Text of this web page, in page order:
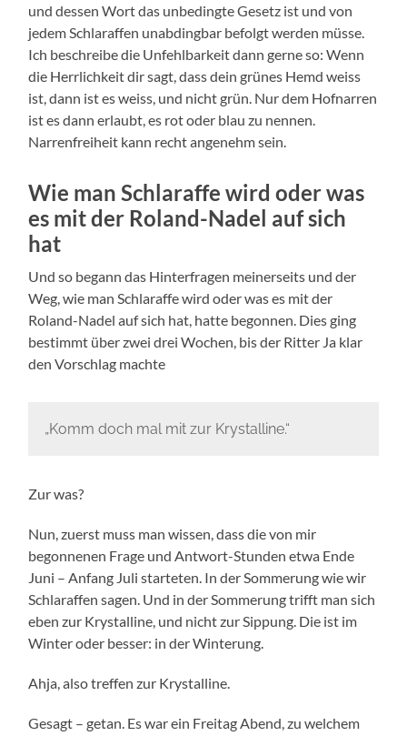
und dessen Wort das unbedingte Gesetz ist und von
jedem Schlaraffen unabdingbar befolgt werden müsse.
Ich beschreibe die Unfehlbarkeit dann gerne so: Wenn
die Herrlichkeit dir sagt, dass dein grünes Hemd weiss
ist, dann ist es weiss, und nicht grün. Nur dem Hofnarren
ist es dann erlaubt, es rot oder blau zu nennen.
Narrenfreiheit kann recht angenehm sein.
Wie man Schlaraffe wird oder was
es mit der Roland-Nadel auf sich
hat
Und so begann das Hinterfragen meinerseits und der
Weg, wie man Schlaraffe wird oder was es mit der
Roland-Nadel auf sich hat, hatte begonnen. Dies ging
bestimmt über zwei drei Wochen, bis der Ritter Ja klar
den Vorschlag machte
„Komm doch mal mit zur Krystalline.“
Zur was?
Nun, zuerst muss man wissen, dass die von mir
begonnenen Frage und Antwort-Stunden etwa Ende
Juni – Anfang Juli starteten. In der Sommerung wie wir
Schlaraffen sagen. Und in der Sommerung trifft man sich
eben zur Krystalline, und nicht zur Sippung. Die ist im
Winter oder besser: in der Winterung.
Ahja, also treffen zur Krystalline.
Gesagt – getan. Es war ein Freitag Abend, zu welchem